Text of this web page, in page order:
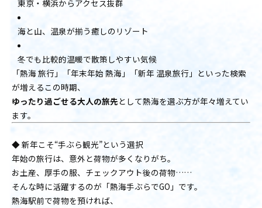
東京・横浜からアクセス抜群
海と山、温泉が揃う癒しのリゾート
冬でも比較的温暖で散策しやすい気候
「熱海 旅行」「年末年始 熱海」「新年 温泉旅行」といった検索
が増えるこの時期、
ゆったり過ごせる大人の旅先として熱海を選ぶ方が年々増えてい
ます。
◆ 新年こそ“手ぶら観光”という選択
年始の旅行は、意外と荷物が多くなりがち。
お土産、厚手の服、チェックアウト後の荷物……
そんな時に活躍するのが「熱海手ぶらでGO」です。
熱海駅前で荷物を預ければ、